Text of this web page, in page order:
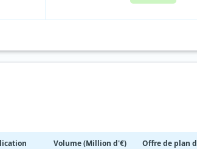
Volume (Million d'€) Offre de plan